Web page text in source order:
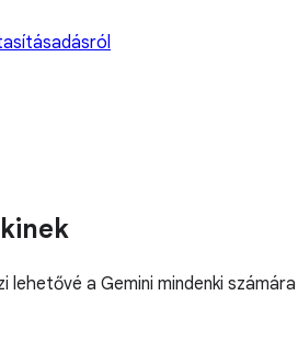
lehetővé a Gemini mindenki számára